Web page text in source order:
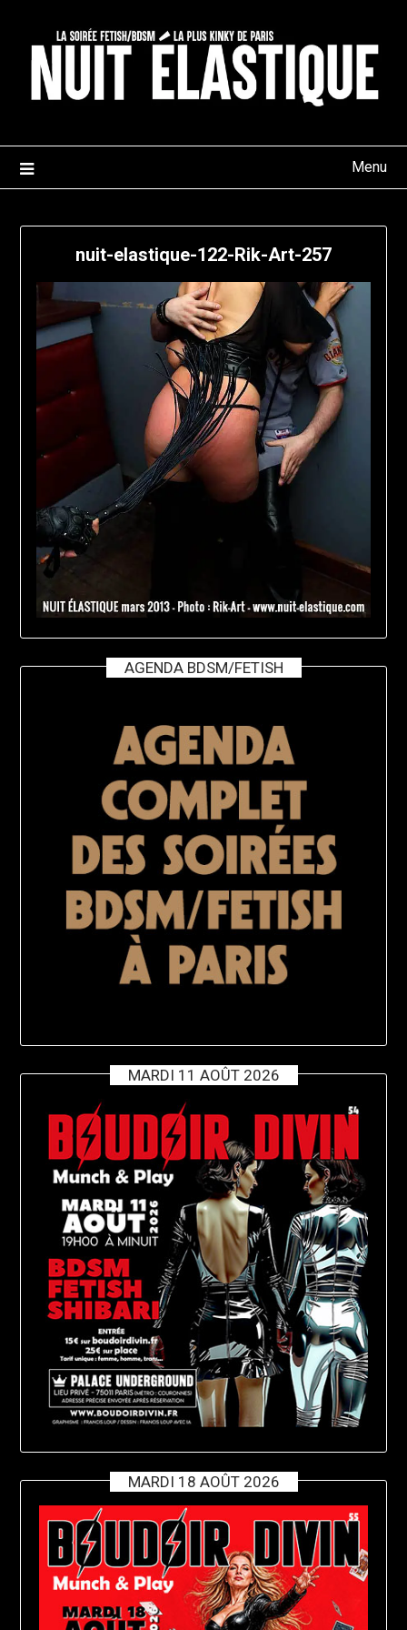
content
Menu
nuit-elastique-122-Rik-Art-257
AGENDA BDSM/FETISH
MARDI 11 AOÛT 2026
MARDI 18 AOÛT 2026